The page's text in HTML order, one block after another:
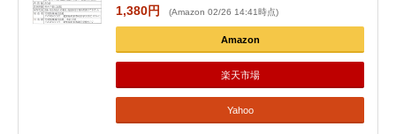
1,380円 (Amazon 02/26 14:41時点)
Amazon
楽天市場
Yahoo